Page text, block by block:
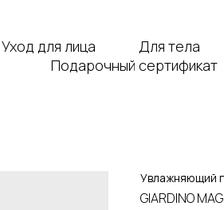
Уход для лица Для тела
Подарочный сертификат
Увлажняющий
GIARDINO